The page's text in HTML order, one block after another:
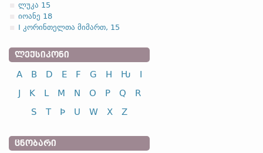
ლუკა 15
იოანე 18
I კორინთელთა მიმართ, 15
ᲚᲔᲥᲡᲘᲙᲝᲜᲘ
A B D E F G H Ƕ
I
J
K L M N O P Q
R
S
T Þ U W X Z
ᲪᲜᲝᲑᲐᲠᲘ